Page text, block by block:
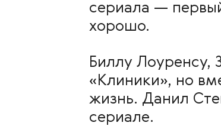
сериала —
хорошо.
Биллу Лоуренсу,
«Клиники», но
жизнь. Данил
сериале.